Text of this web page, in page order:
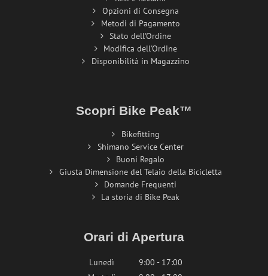
Opzioni di Consegna
Metodi di Pagamento
Stato dell'Ordine
Modifica dell'Ordine
Disponibilità in Magazzino
Scopri Bike Peak™
Bikefitting
Shimano Service Center
Buoni Regalo
Giusta Dimensione del Telaio della Bicicletta
Domande Frequenti
La storia di Bike Peak
Orari di Apertura
Lunedì
9:00 - 17:00